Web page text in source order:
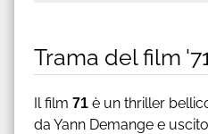
Trama del film
Il film 71 è un thriller
da Yann Demange e